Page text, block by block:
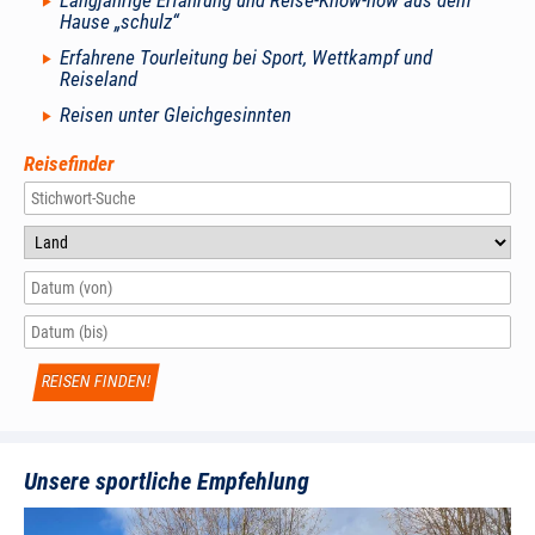
Hause „schulz“
Erfahrene Tourleitung bei Sport, Wettkampf und
Reiseland
Reisen unter Gleichgesinnten
Reisefinder
Unsere sportliche Empfehlung